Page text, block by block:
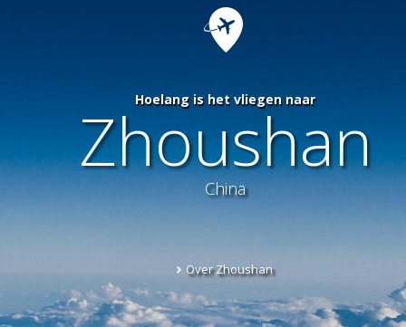
Hoelang is het vliegen naar
Zhoushan
China
Over Zhoushan